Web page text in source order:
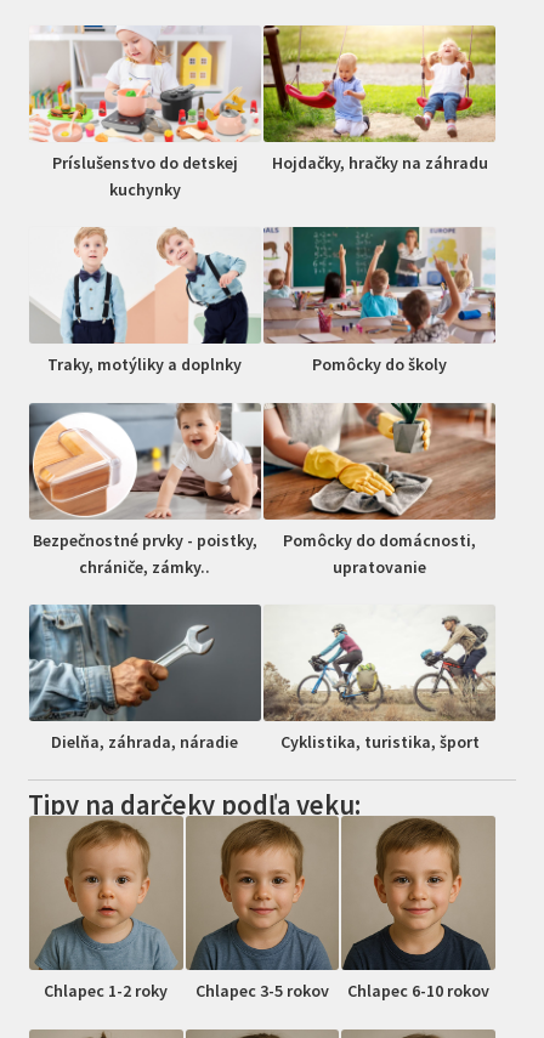
Príslušenstvo do detskej
kuchynky
Hojdačky, hračky na záhradu
Traky, motýliky a doplnky Pomôcky do školy
Bezpečnostné prvky - poistky,
chrániče, zámky..
Pomôcky do domácnosti,
upratovanie
Dielňa, záhrada, náradie Cyklistika, turistika, šport
Tipy na darčeky podľa veku:
Chlapec 1-2 roky Chlapec 3-5 rokov Chlapec 6-10 rokov